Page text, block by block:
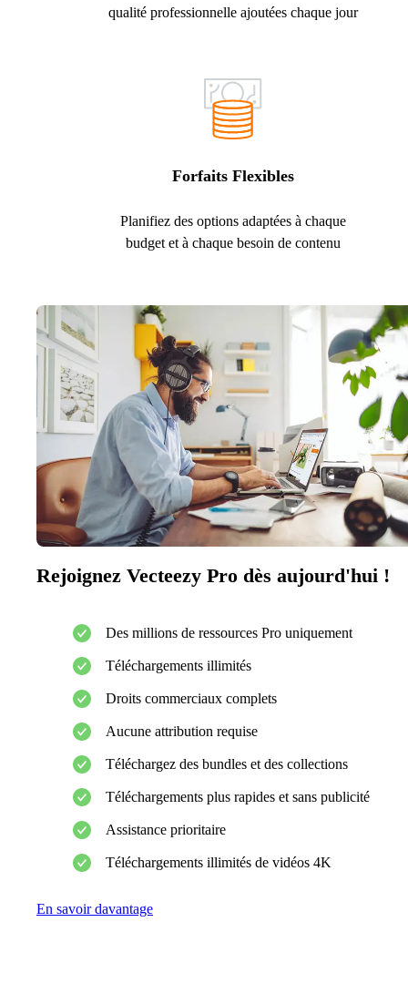
qualité professionnelle ajoutées chaque jour
Forfaits Flexibles
Planifiez des options adaptées à chaque
budget et à chaque besoin de contenu
Rejoignez Vecteezy Pro dès aujourd'hui !
Des millions de ressources Pro uniquement
Téléchargements illimités
Droits commerciaux complets
Aucune attribution requise
Téléchargez des bundles et des collections
Téléchargements plus rapides et sans publicité
Assistance prioritaire
Téléchargements illimités de vidéos 4K
En savoir davantage